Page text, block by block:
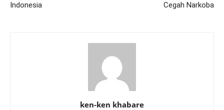
Indonesia
Cegah Narkoba
ken-ken khabare